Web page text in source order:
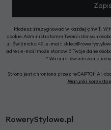
Możesz zrezygnować w każdej chwili. W
cookie. Administratorem Twoich danych
ul. Świdnicka 49; e-mail:
adres e-mail może stanowić Twoje dane
* Warunki świadczenia
Strona jest chroniona przez reCAPTCHA i
Warunki
RoweryStylowe.pl